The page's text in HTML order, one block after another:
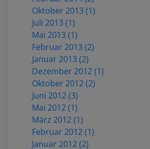
Oktober 2013 (1)
Juli 2013 (1)
Mai 2013 (1)
Februar 2013 (2)
Januar 2013 (2)
Dezember 2012 (1)
Oktober 2012 (2)
Juni 2012 (3)
Mai 2012 (1)
März 2012 (1)
Februar 2012 (1)
Januar 2012 (2)